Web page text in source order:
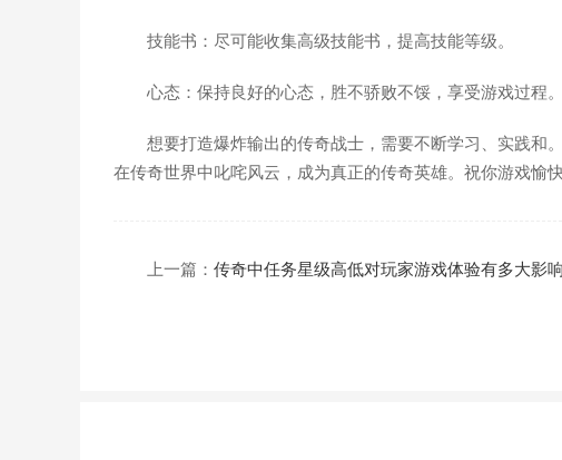
技能书：尽可能收集高级技能书，提高技能等级。
心态：保持良好的心态，胜不骄败不馁，享受游戏过程。
想要打造爆炸输出的传奇战士，需要不断学习、实践和
在传奇世界中叱咤风云，成为真正的传奇英雄。祝你游戏愉快
上一篇： 传奇中任务星级高低对玩家游戏体验有多大影